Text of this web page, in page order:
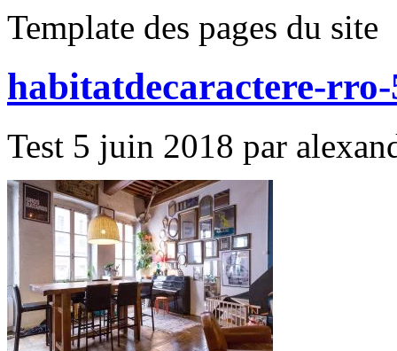
Template des pages du site
habitatdecaractere-
Test 5 juin 2018 par